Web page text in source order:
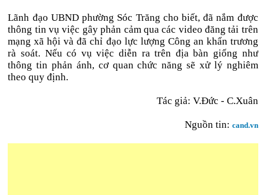
Lãnh đạo UBND phường Sóc Trăng cho biết, đã nắm được
thông tin vụ việc gây phản cảm qua các video đăng tải trên
mạng xã hội và đã chỉ đạo lực lượng Công an khẩn trương
rà soát. Nếu có vụ việc diễn ra trên địa bàn giống như
thông tin phản ánh, cơ quan chức năng sẽ xử lý nghiêm
theo quy định.
Tác giả: V.Đức - C.Xuân
Nguồn tin: cand.vn